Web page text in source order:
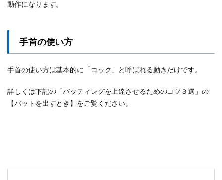
動作になります。
手首の使い方
手首の使い方は基本的に「コック」と呼ばれる動きだけです。
詳しくは下記の「バッティングを上達させるためのコツ３選」の
【バットを出すとき】をご覧ください。